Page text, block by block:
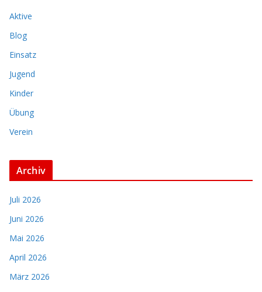
Aktive
Blog
Einsatz
Jugend
Kinder
Übung
Verein
Archiv
Juli 2026
Juni 2026
Mai 2026
April 2026
März 2026